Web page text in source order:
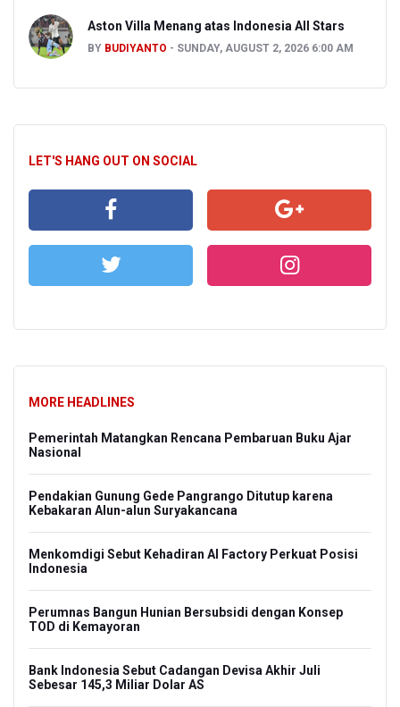
Aston Villa Menang atas Indonesia All Stars
BY BUDIYANTO SUNDAY, AUGUST 2, 2026 6:00 AM
LET'S HANG OUT ON SOCIAL
MORE HEADLINES
Pemerintah Matangkan Rencana Pembaruan Buku Ajar
Nasional
Pendakian Gunung Gede Pangrango Ditutup karena
Kebakaran Alun-alun Suryakancana
Menkomdigi Sebut Kehadiran AI Factory Perkuat Posisi
Indonesia
Perumnas Bangun Hunian Bersubsidi dengan Konsep
TOD di Kemayoran
Bank Indonesia Sebut Cadangan Devisa Akhir Juli
Sebesar 145,3 Miliar Dolar AS